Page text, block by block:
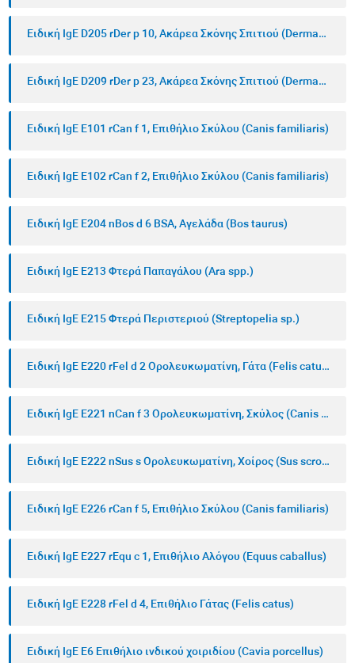
Ειδική IgE D205 rDer p 10, Ακάρεα Σκόνης Σπιτιού (Dermatophagoides pteronyssinus)
Ειδική IgE D209 rDer p 23, Ακάρεα Σκόνης Σπιτιού (Dermatophagoides pteronyssinus)
Ειδική IgE E101 rCan f 1, Επιθήλιο Σκύλου (Canis familiaris)
Ειδική IgE E102 rCan f 2, Επιθήλιο Σκύλου (Canis familiaris)
Ειδική IgE E204 nBos d 6 BSA, Αγελάδα (Bos taurus)
Ειδική IgE E213 Φτερά Παπαγάλου (Ara spp.)
Ειδική IgE E215 Φτερά Περιστεριού (Streptopelia sp.)
Ειδική IgE E220 rFel d 2 Ορολευκωματίνη, Γάτα (Felis catus)
Ειδική IgE E221 nCan f 3 Ορολευκωματίνη, Σκύλος (Canis familiaris)
Ειδική IgE E222 nSus s Ορολευκωματίνη, Χοίρος (Sus scrofa domesticus)
Ειδική IgE E226 rCan f 5, Επιθήλιο Σκύλου (Canis familiaris)
Ειδική IgE E227 rEqu c 1, Επιθήλιο Αλόγου (Equus caballus)
Ειδική IgE E228 rFel d 4, Επιθήλιο Γάτας (Felis catus)
Ειδική IgE E6 Επιθήλιο ινδικού χοιριδίου (Cavia porcellus)